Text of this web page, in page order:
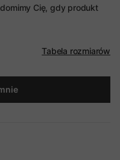
Cię, gdy produkt
Tabela rozmiarów